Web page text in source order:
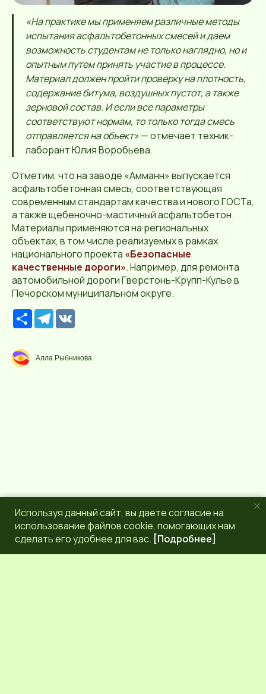
«На практике мы применяем различные методы
испытания асфальтобетонных смесей и даем
возможность студентам не только наглядно, но и
опытным путем принять участие в процессе.
Материал должен пройти проверку на плотность,
содержание битума, воздушных пустот, а также
зерновой состав. И если все параметры
соответствуют нормам, то только тогда смесь
отправляется на объект»— отмечает техник-
лаборант Юлия Воробьева.
Отметим, что на заводе «Амманн» выпускается
асфальтобетонная смесь, соответствующая
современным стандартам качества и нового ГОСТа,
а также щебеночно-мастичный асфальтобетон.
Материалы применяются на региональных
объектах, в том числе реализуемых в рамках
национального проекта «Безопасные
качественные дороги». Например, для ремонта
автомобильной дороги Гверстонь-Крупп-Кулье в
Печорском муниципальном округе.
Р
е
с
р
с
T
e
g
r
Алла Рыбникова
Используя данный сайт, вы даете согласие на
использование файлов cookie, помогающих нам
сделать его удобнее для вас. [Подробнее]